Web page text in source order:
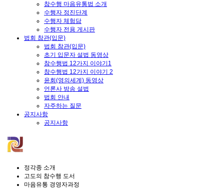
참수행 마음유통법 소개
수행자 정진단계
수행자 체험담
수행자 전용 게시판
법회 참관(입문)
법회 참관(입문)
초기 입문자 설법 동영상
참수행법 12가지 이야기1
참수행법 12가지 이야기 2
윤회(영의세계) 동영상
언론사 방송 설법
법회 안내
자주하는 질문
공지사항
공지사항
정각종 소개
고도의 참수행 도서
마음유통 경영자과정